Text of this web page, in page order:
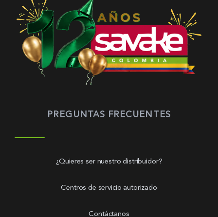
PREGUNTAS FRECUENTES
¿Quieres ser nuestro distribuidor?
Centros de servicio autorizado
Contáctanos